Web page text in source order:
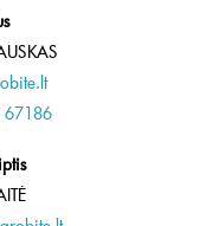
67186